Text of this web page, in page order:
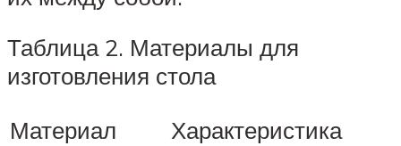
Таблица 2. Материалы для
изготовления стола
Материал
Характеристика